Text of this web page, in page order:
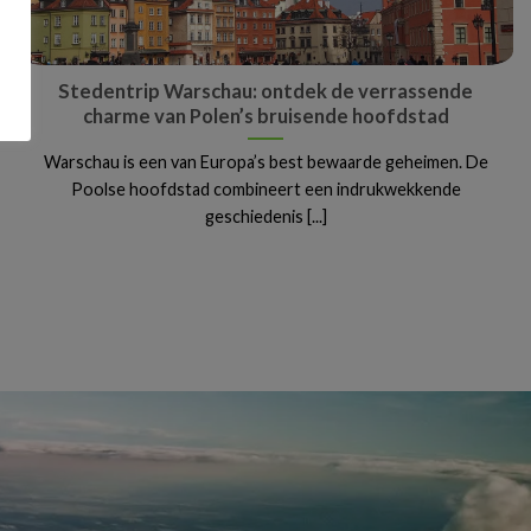
Stedentrip Warschau: ontdek de verrassende
charme van Polen’s bruisende hoofdstad
Warschau is een van Europa’s best bewaarde geheimen. De
Poolse hoofdstad combineert een indrukwekkende
geschiedenis [...]